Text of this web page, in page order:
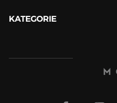
KATEGORIE